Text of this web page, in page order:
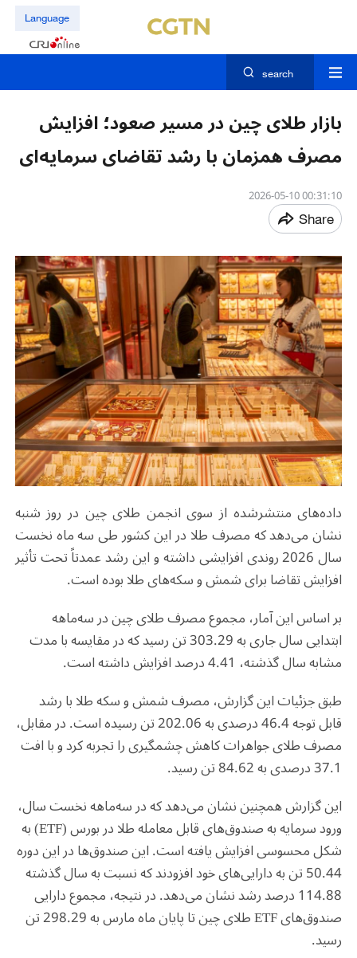
Language
search
بازار طلای چین در مسیر صعود؛ افزایش
مصرف همزمان با رشد تقاضای سرمایه‌ای
00:31:10 2026-05-10
Share
داده‌های منتشرشده از سوی انجمن طلای چین در روز شنبه
نشان می‌دهد که مصرف طلا در این کشور طی سه‌ ماه نخست
سال 2026 روندی افزایشی داشته و این رشد عمدتاً تحت تأثیر
افزایش تقاضا برای شمش و سکه‌های طلا بوده است.
بر اساس این آمار، مجموع مصرف طلای چین در سه‌ماهه
ابتدایی سال جاری به 303.29 تن رسید که در مقایسه با مدت
مشابه سال گذشته، 4.41 درصد افزایش داشته است.
طبق جزئیات این گزارش، مصرف شمش و سکه طلا با رشد
قابل توجه 46.4 درصدی به 202.06 تن رسیده است. در مقابل،
مصرف طلای جواهرات کاهش چشمگیری را تجربه کرد و با افت
37.1 درصدی به 84.62 تن رسید.
این گزارش همچنین نشان می‌دهد که در سه‌ماهه نخست سال،
ورود سرمایه به صندوق‌های قابل معامله طلا در بورس (ETF) به
شکل محسوسی افزایش یافته است. این صندوق‌ها در این دوره
50.44 تن به دارایی‌های خود افزودند که نسبت به سال گذشته
114.88 درصد رشد نشان می‌دهد. در نتیجه، مجموع دارایی
صندوق‌های ETF طلای چین تا پایان ماه مارس به 298.29 تن
رسید.